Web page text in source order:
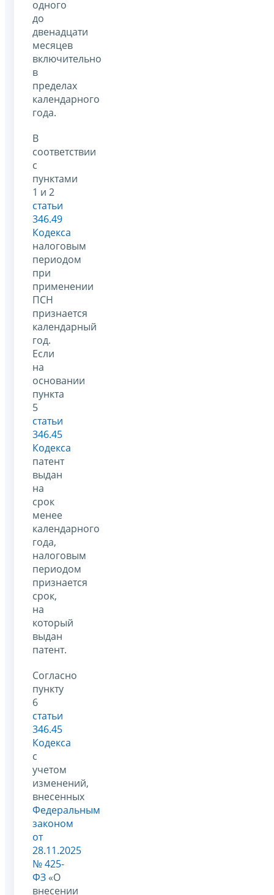
одного
до
двенадцати
месяцев
включительно
в
пределах
календарного
года.
В
соответствии
с
пунктами
1 и 2
статьи
346.49
Кодекса
налоговым
периодом
при
применении
ПСН
признается
календарный
год.
Если
на
основании
пункта
5
статьи
346.45
Кодекса
патент
выдан
на
срок
менее
календарного
года,
налоговым
периодом
признается
срок,
на
который
выдан
патент.
Согласно
пункту
6
статьи
346.45
Кодекса
с
учетом
изменений,
внесенных
Федеральным
законом
от
28.11.2025
№ 425-
ФЗ «О
внесении